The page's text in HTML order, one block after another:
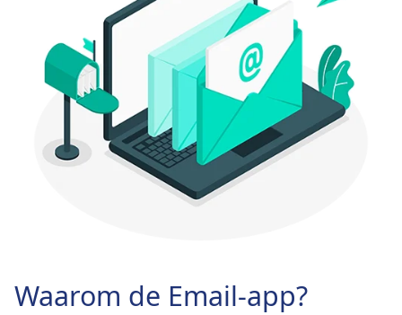
Waarom de Email-app?